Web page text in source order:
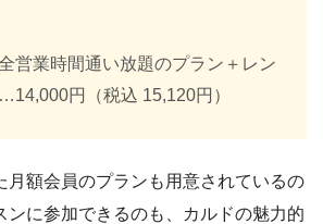
営業時間通い放題のプラン＋レン
円（税込 15,120円）
月額会員のプランも用意されているの
ンに参加できるのも、カルドの魅力的